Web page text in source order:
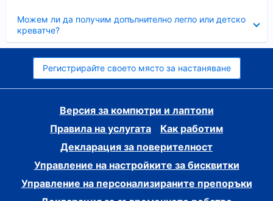
Можем ли да получим допълнително легло или детско
креватче?
Регистрирайте своето място за настаняване
Версия за компютри и лаптопи
Правила на услугата
Как работим
Декларация за поверителност
Управление на настройките за бисквитки
Управление на персонализираните препоръки